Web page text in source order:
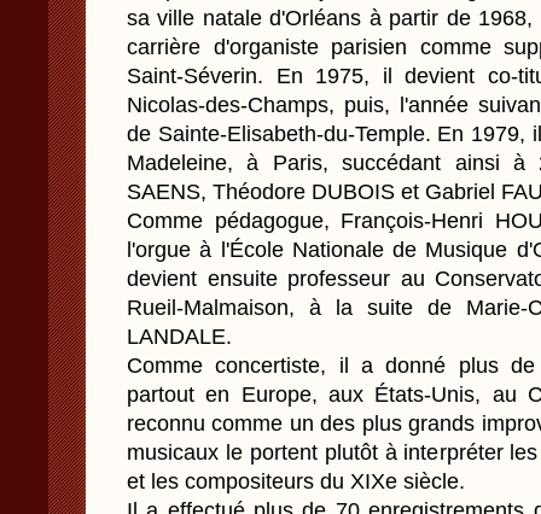
sa ville natale d'Orléans à partir de
carrière d'organiste parisien comme
Saint-Séverin. En 1975, il devient co-
Nicolas-des-Champs, puis, l'année
de Sainte-Elisabeth-du-Temple. En 1979,
Madeleine, à Paris, succédant ainsi
SAENS, Théodore DUBOIS et Gabriel
Comme pédagogue, François-Henri
l'orgue à l'École Nationale de Musique
devient ensuite professeur au
Rueil-Malmaison, à la suite de Marie-
LANDALE.
Comme concertiste, il a donné plus
partout en Europe, aux États-Unis, au
reconnu comme un des plus grands
musicaux le portent plutôt à interpréter
et les compositeurs du XIXe siècle.